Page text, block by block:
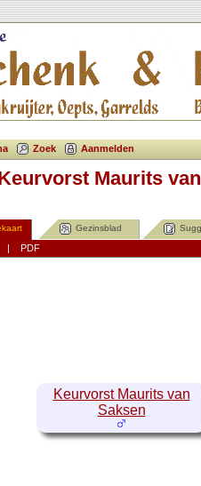
Zoek Aanmelden
Maurits
Gezinsblad
PDF
Keurvorst Maurits van
Saksen